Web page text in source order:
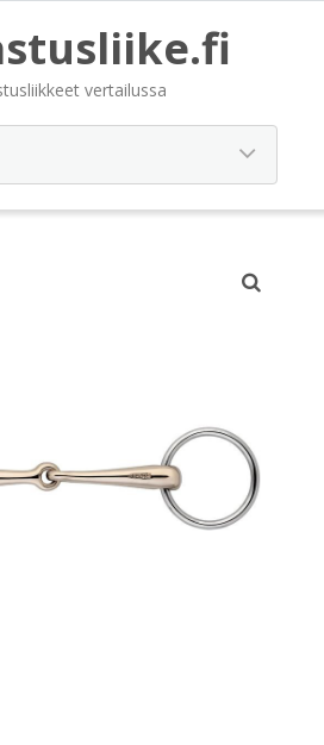
vertailussa